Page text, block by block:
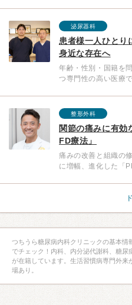
泌尿器科
患者様一人ひとり
身近な存在へ
年齢・性別・国籍を
つ専門性の高い医療
整形外科
関節の痛みに有効
FD療法」
痛みの改善と組織の
に増幅、進化した「
つちうら糖尿病内科クリニックの基本情
でチェック！内科、内分泌代謝科、糖
が在籍しています。生活習慣病専門外
場あり。